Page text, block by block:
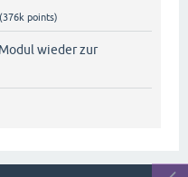
(376k points)
wieder zur